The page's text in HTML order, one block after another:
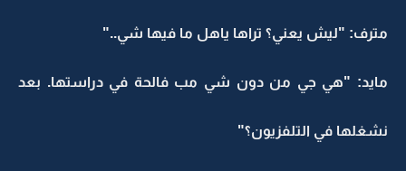
مترف: "ليش يعني؟ تراها ياهل ما فيها شي.."
مايد: "هي جي من دون شي مب فالحة في دراستها. بعد
نشغلها في التلفزيون؟"